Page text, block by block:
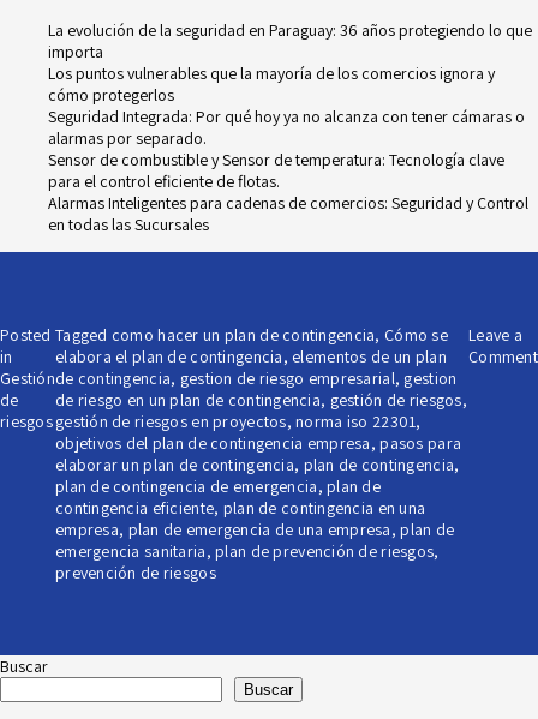
La evolución de la seguridad en Paraguay: 36 años protegiendo lo que
importa
Los puntos vulnerables que la mayoría de los comercios ignora y
cómo protegerlos
Seguridad Integrada: Por qué hoy ya no alcanza con tener cámaras o
alarmas por separado.
Sensor de combustible y Sensor de temperatura: Tecnología clave
para el control eficiente de flotas.
Alarmas Inteligentes para cadenas de comercios: Seguridad y Control
en todas las Sucursales
Posted
in
Gestión
de
riesgos
Tagged como hacer un plan de contingencia, Cómo se
elabora el plan de contingencia, elementos de un plan
de contingencia, gestion de riesgo empresarial, gestion
de riesgo en un plan de contingencia, gestión de riesgos,
gestión de riesgos en proyectos,norma iso 22301,
objetivos del plan de contingencia empresa,pasos para
elaborar un plan de contingencia, plan de contingencia,
plan de contingencia de emergencia,plan de
contingencia eficiente, plan de contingencia en una
empresa, plan de emergencia de una empresa,plan de
emergencia sanitaria,plan de prevención de riesgos,
prevención de riesgos
Leave a
Comment
Buscar
Buscar